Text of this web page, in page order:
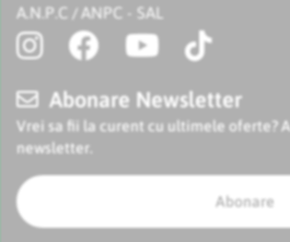
A.N.P.C / ANPC - SAL
Abonare Newsletter
Vrei sa fii la curent cu ultimele oferte?
newsletter.
Abonare